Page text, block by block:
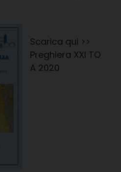
Scarica qui >>
Preghiera XXI TO
A 2020